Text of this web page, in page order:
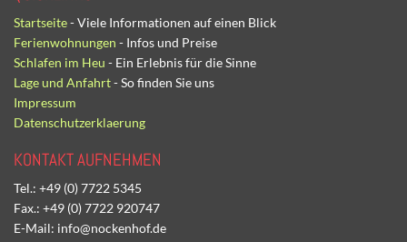
Startseite- Viele Informationen auf einen Blick
Ferienwohnungen - Infos und Preise
Schlafen im Heu - Ein Erlebnis für die Sinne
Lage und Anfahrt- So finden Sie uns
Impressum
Datenschutzerklaerung
KONTAKT AUFNEHMEN
Tel.: +49 (0) 7722 5345
Fax.: +49 (0) 7722 920747
E-Mail: info@nockenhof.de